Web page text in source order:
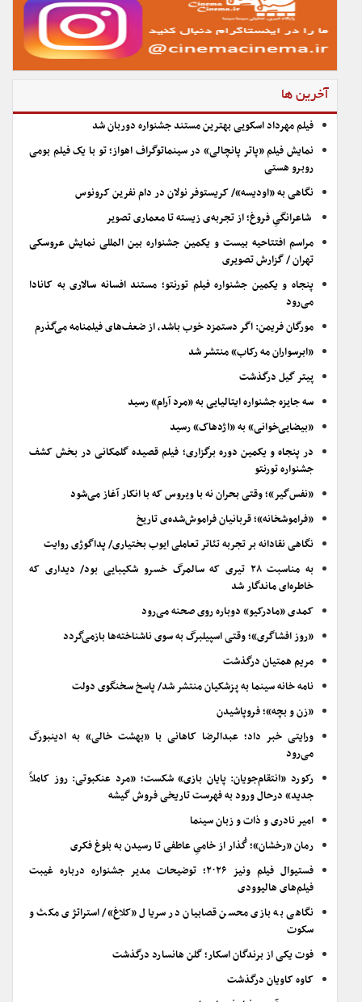
آخرین ها
فیلم مهرداد اسکویی بهترین مستند جشنواره دوربان شد
نمایش فیلم «پاتر پانچالی» در سینماتوگراف اهواز؛ تو با یک فیلم بومی
روبرو هستی
نگاهی به «اودیسه»/ کریستوفر نولان در دام نفرین کرونوس
شاعرانگیِ فروغ؛ از تجربه‌ی زیسته تا معماری تصویر
مراسم افتتاحیه بیست و یکمین جشنواره بین المللی نمایش عروسکی
تهران / گزارش تصویری
پنجاه و یکمین جشنواره فیلم تورنتو؛ مستند افسانه سالاری به کانادا
می‌رود
مورگان فریمن: اگر دستمزد خوب باشد، از ضعف‌های فیلمنامه می‌گذرم
«ابرسواران مه رکاب» منتشر شد
پیتر گیل درگذشت
سه جایزه جشنواره ایتالیایی به «مرد آرام» رسید
«بیضایی‌خوانی» به «اژدهاک» رسید
در پنجاه و یکمین دوره برگزاری؛ فیلم قصیده گلمکانی در بخش کشف
جشنواره تورنتو
«نفس‌گیر»؛ وقتی بحران نه با ویروس که با انکار آغاز می‌شود
«فراموشخانه»؛ قربانیان فراموش‌شده‌ی تاریخ
نگاهی نقادانه بر تجربه تئاتر تعاملی ایوب بختیاری/ پداگوژی روایت
به مناسبت ۲۸ تیری که سالمرگ خسرو شکیبایی بود/ دیداری که
خاطره‌ای ماندگار شد
کمدی «مادرکیو» دوباره روی صحنه می‌رود
«روز افشاگری»؛ وقتی اسپیلبرگ به سوی ناشناخته‌ها بازمی‌گردد
مریم همتیان درگذشت
نامه خانه سینما به پزشکیان منتشر شد/ پاسخ سخنگوی دولت
«زن و بچه»؛ فروپاشیدن
ورایتی خبر داد؛ عبدالرضا کاهانی با «بهشت خالی» به ادینبورگ
می‌رود
رکورد «انتقام‌جویان: پایان بازی» شکست؛ «مرد عنکبوتی: روز کاملاً
جدید» درحال ورود به فهرست تاریخی فروش گیشه
امیر نادری و ذات و زبان سینما
رمان «رخشان»؛ گُذار از خامیِ عاطفی تا رسیدن به بلوغ فکری
فستیوال فیلم ونیز ۲۰۲۶؛ توضیحات مدیر جشنواره درباره غیبت
فیلم‌های هالیوودی
نگاهی به بازی محسن قصابیان در سریال «کلاغ»/ استراتژی مکث و
سکوت
فوت یکی از برندگان اسکار؛ گلن هانسارد درگذشت
کاوه کاویان درگذشت